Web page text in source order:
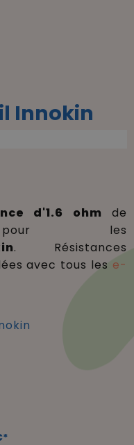
Innokin
d'1.6 ohm de
pour les
. Résistances
avec tous lese-